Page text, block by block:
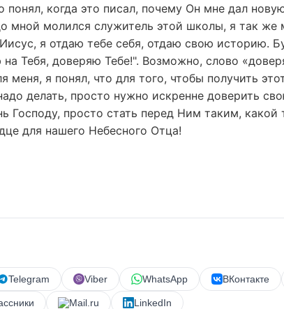
понял, когда это писал, почему Он мне дал
мной молился служитель этой школы, я так же
я отдаю тебе себя, отдаю свою историю.
Тебя, доверяю Тебе!". Возможно, слово
меня, я понял, что для того, чтобы получить
делать, просто нужно искренне доверить
Господу, просто стать перед Ним таким, какой
для нашего Небесного Отца!
Telegram Viber WhatsApp ВКонтакте
Mail.ru LinkedIn